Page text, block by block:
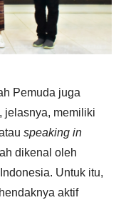
Pemuda juga
jelasnya, memiliki
speaking in
dikenal oleh
Untuk itu,
aktif